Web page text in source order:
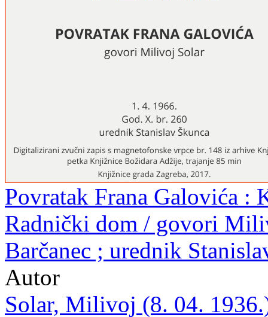
Povratak Frana Galovića :
Radnički dom / govori
Barčanec ; urednik
Autor
Solar, Milivoj (8. 04.